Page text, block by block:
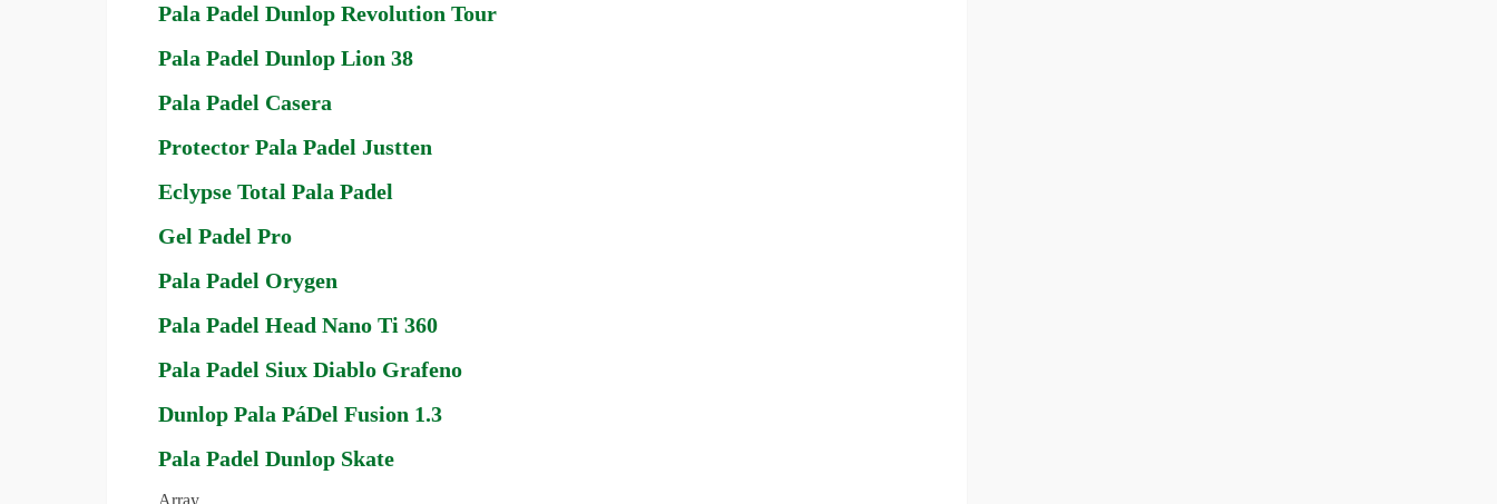
Pala Padel Dunlop Revolution Tour
Pala Padel Dunlop Lion 38
Pala Padel Casera
Protector Pala Padel Justten
Eclypse Total Pala Padel
Gel Padel Pro
Pala Padel Orygen
Pala Padel Head Nano Ti 360
Pala Padel Siux Diablo Grafeno
Dunlop Pala PáDel Fusion 1.3
Pala Padel Dunlop Skate
Array